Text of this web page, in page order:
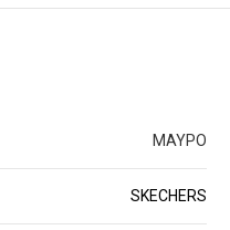
ΜΑΥΡΟ
SKECHERS